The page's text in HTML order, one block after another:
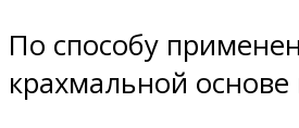
По способу
крахмальной